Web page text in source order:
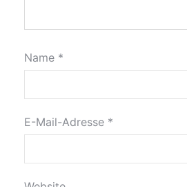
Name *
E-Mail-Adresse *